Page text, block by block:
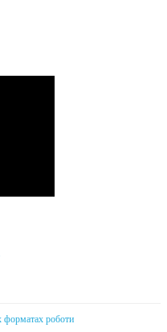
форматах роботи